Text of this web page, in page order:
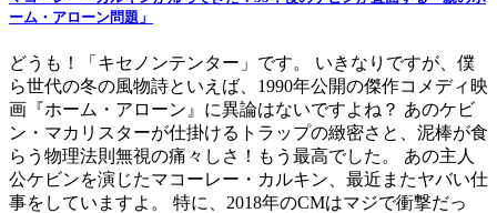
ーム・アローン問題」
どうも！「キセノンテンター」です。 いきなりですが、僕
ら世代の冬の風物詩といえば、1990年公開の傑作コメディ映
画『ホーム・アローン』に異論はないですよね？ あのケビ
ン・マカリスターが仕掛けるトラップの緻密さと、泥棒が食
らう物理法則無視の痛々しさ！もう最高でした。 あの主人
公ケビンを演じたマコーレー・カルキン、最近またヤバい仕
事をしていますよ。 特に、2018年のCMはマジで衝撃だっ